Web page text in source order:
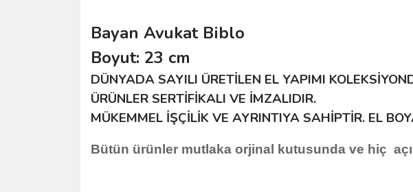
Bayan Avukat Biblo
Boyut: 23 cm
DÜNYADA SAYILI ÜRETİLEN EL YAPIMI
ÜRÜNLER SERTİFİKALI VE İMZALIDIR.
MÜKEMMEL İŞÇİLİK VE AYRINTIYA SAHİPTİR. EL
Bütün ürünler mutlaka orjinal kutusunda ve hiç